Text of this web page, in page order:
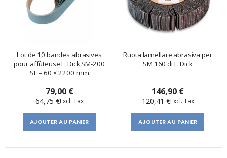
Lot de 10 bandes abrasives
pour affûteuse F. Dick SM-200
SE – 60 × 2200 mm
79,00 €
64,75 €
AJOUTER AU PANIER
Ruota lamellare abrasiva per
SM 160 di F. Dick
146,90 €
120,41 €
AJOUTER AU PANIER